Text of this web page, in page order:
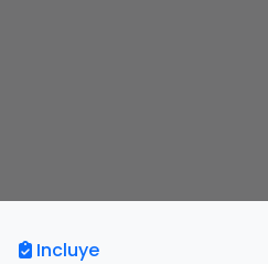
Incluye